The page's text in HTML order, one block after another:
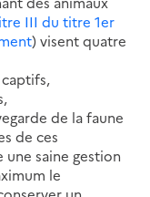
III du titre 1er
) visent quatre
de la faune
de ces
saine gestion
le